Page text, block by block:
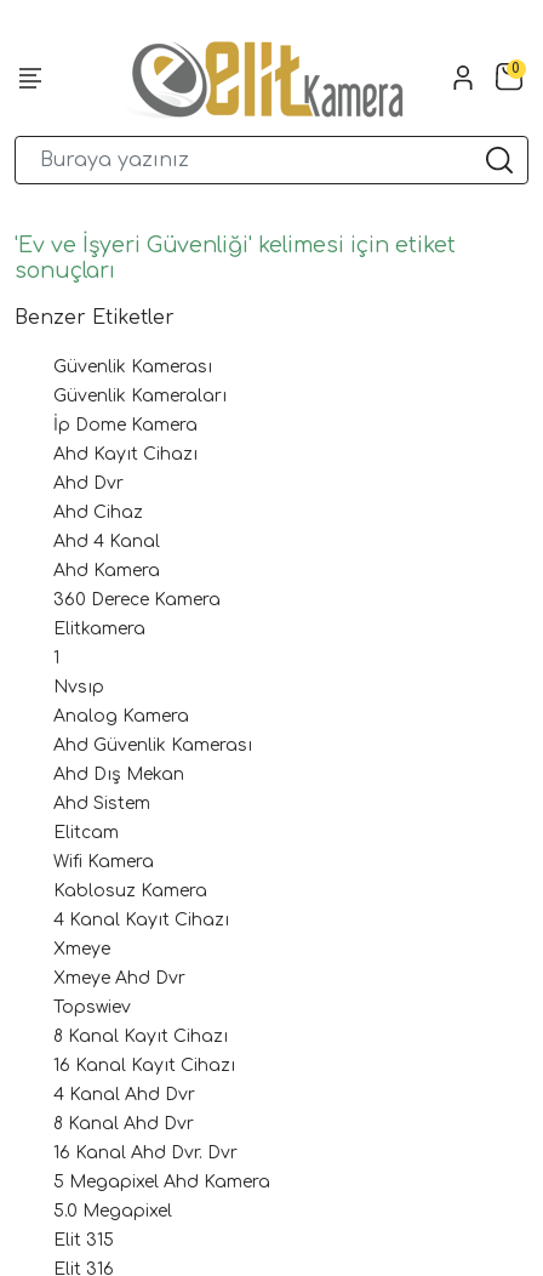
0
'Ev ve İşyeri Güvenliği' kelimesi için etiket
sonuçları
Benzer Etiketler
Güvenlik Kamerası
Güvenlik Kameraları
İp Dome Kamera
Ahd Kayıt Cihazı
Ahd Dvr
Ahd Cihaz
Ahd 4 Kanal
Ahd Kamera
360 Derece Kamera
Elitkamera
1
Nvsıp
Analog Kamera
Ahd Güvenlik Kamerası
Ahd Dış Mekan
Ahd Sistem
Elitcam
Wifi Kamera
Kablosuz Kamera
4 Kanal Kayıt Cihazı
Xmeye
Xmeye Ahd Dvr
Topswiev
8 Kanal Kayıt Cihazı
16 Kanal Kayıt Cihazı
4 Kanal Ahd Dvr
8 Kanal Ahd Dvr
16 Kanal Ahd Dvr. Dvr
5 Megapixel Ahd Kamera
5.0 Megapixel
Elit 315
Elit 316